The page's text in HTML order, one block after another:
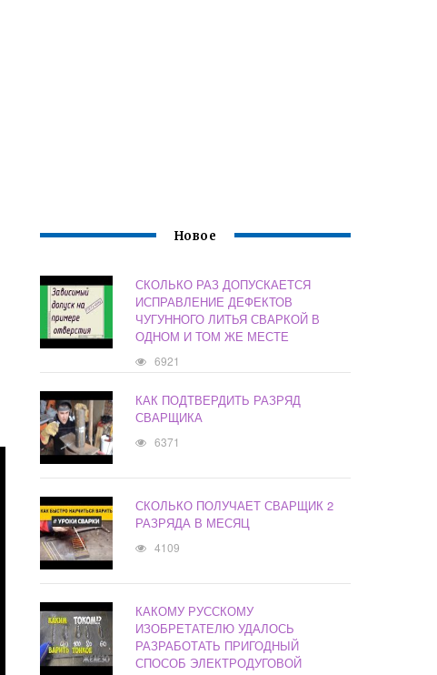
Новое
СКОЛЬКО РАЗ ДОПУСКАЕТСЯ
ИСПРАВЛЕНИЕ ДЕФЕКТОВ
ЧУГУННОГО ЛИТЬЯ СВАРКОЙ В
ОДНОМ И ТОМ ЖЕ МЕСТЕ
6921
КАК ПОДТВЕРДИТЬ РАЗРЯД
СВАРЩИКА
6371
СКОЛЬКО ПОЛУЧАЕТ СВАРЩИК 2
РАЗРЯДА В МЕСЯЦ
4109
КАКОМУ РУССКОМУ
ИЗОБРЕТАТЕЛЮ УДАЛОСЬ
РАЗРАБОТАТЬ ПРИГОДНЫЙ
СПОСОБ ЭЛЕКТРОДУГОВОЙ